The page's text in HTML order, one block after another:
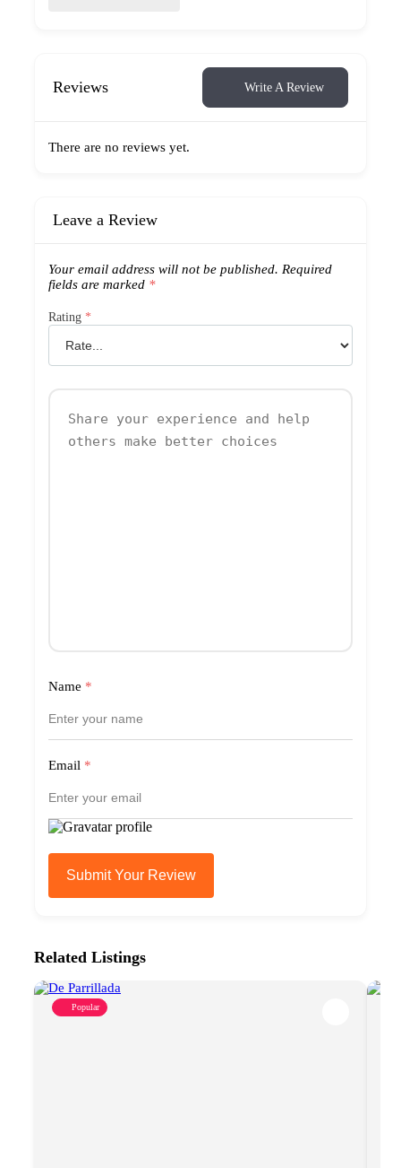
Reviews Write A Review
There are no reviews yet.
Leave a Review
Your email address will not be published. Required
fields are marked *
Rating *
Name *
Email *
Submit Your Review
Related Listings
Popular